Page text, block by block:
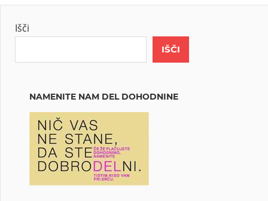
Išči
IŠČI
NAMENITE NAM DEL DOHODNINE